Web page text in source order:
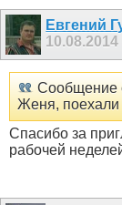
Евгений
10.08.2014
Сообщение
Женя, поехали
Спасибо за
рабочей